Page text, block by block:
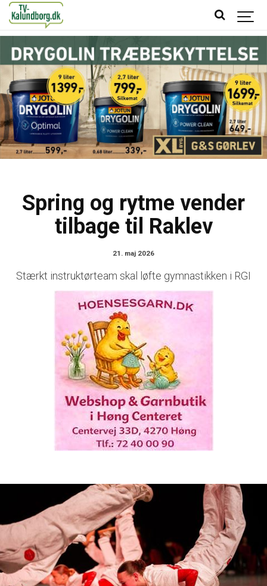
Spring og rytme vender
tilbage til Raklev
21. maj 2026
Stærkt instruktørteam skal løfte gymnastikken i RGI